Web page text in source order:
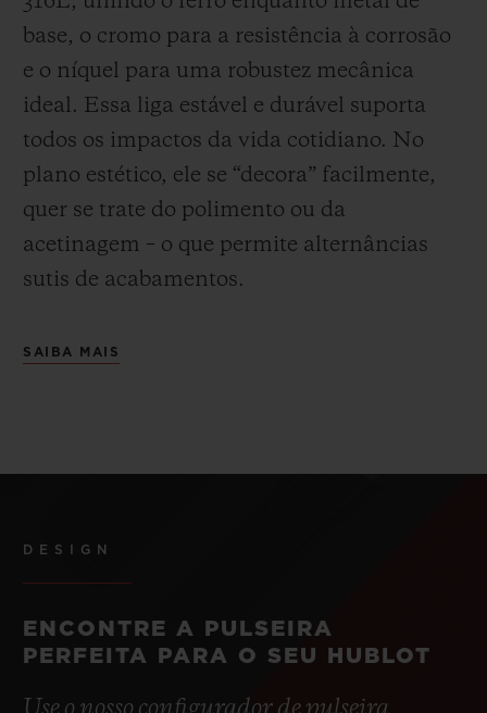
base, o cromo para a resistência à corrosão
e o níquel para uma robustez mecânica
ideal. Essa liga estável e durável suporta
todos os impactos da vida cotidiano. No
plano estético, ele se “decora” facilmente,
quer se trate do polimento ou da
acetinagem – o que permite alternâncias
sutis de acabamentos.
SAIBA MAIS
DESIGN
ENCONTRE A PULSEIRA
PERFEITA PARA O SEU HUBLOT